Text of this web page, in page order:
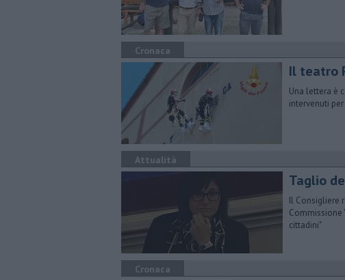
Cronaca
Il teatro
Una lettera è
intervenuti
Attualità
Taglio
Il Consigliere
cittadini"
Cronaca